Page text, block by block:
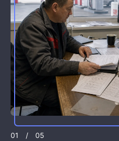
01 /
05